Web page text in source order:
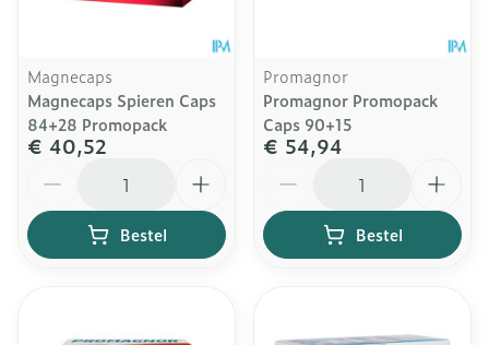
Magnecaps
Magnecaps Spieren Caps
84+28 Promopack
€ 40,52
Bestel
Promagnor
Promagnor Promopack
Caps 90+15
€ 54,94
Bestel